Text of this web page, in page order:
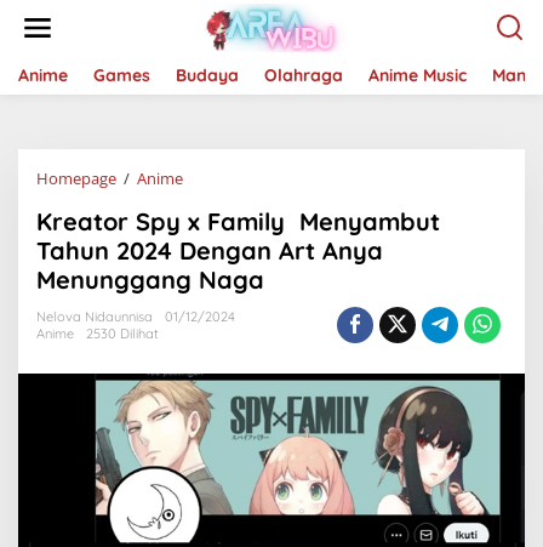
Anime Games Budaya Olahraga Anime Music
Homepage / AnimeKreator
x
Family
Menyambut
Tahun
2024
Dengan
Anya
Menunggang
Naga
Kreator Spy x Family Menyambut
Tahun 2024 Dengan Art Anya
Menunggang Naga
Nelova Nidaunnisa
01/12/2024
Anime
2530 Dilihat